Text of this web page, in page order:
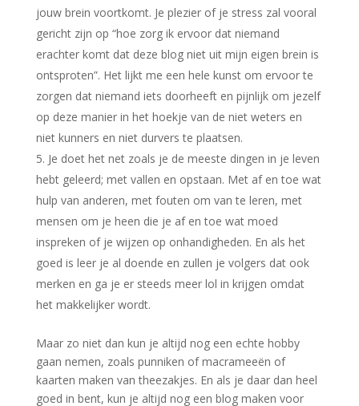
jouw brein voortkomt. Je plezier of je stress zal vooral
gericht zijn op “hoe zorg ik ervoor dat niemand
erachter komt dat deze blog niet uit mijn eigen brein is
ontsproten”. Het lijkt me een hele kunst om ervoor te
zorgen dat niemand iets doorheeft en pijnlijk om jezelf
op deze manier in het hoekje van de niet weters en
niet kunners en niet durvers te plaatsen.
Je doet het net zoals je de meeste dingen in je leven
hebt geleerd; met vallen en opstaan. Met af en toe wat
hulp van anderen, met fouten om van te leren, met
mensen om je heen die je af en toe wat moed
inspreken of je wijzen op onhandigheden. En als het
goed is leer je al doende en zullen je volgers dat ook
merken en ga je er steeds meer lol in krijgen omdat
het makkelijker wordt.
Maar zo niet dan kun je altijd nog een echte hobby
gaan nemen, zoals punniken of macrameeën of
kaarten maken van theezakjes. En als je daar dan heel
goed in bent, kun je altijd nog een blog maken voor